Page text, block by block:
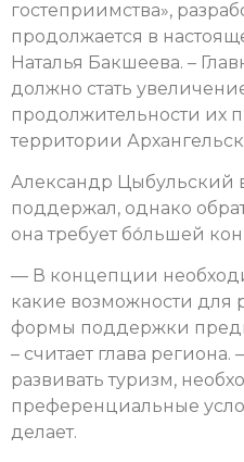
гостеприимства»,
продолжается в
Наталья Бакшеева. –
должно стать
продолжительности их
территории
Александр
поддержал, однако
она требует бо́льшей
— В концепции
какие возможности для
формы поддержки
– считает глава
развивать туризм,
преференциальные
делает.